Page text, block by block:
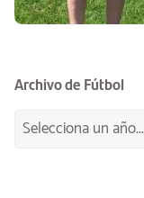
Archivo de Fútbol